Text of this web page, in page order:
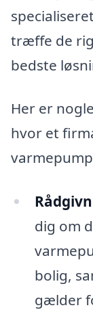
træffe de
bedste
Her er
hvor et
dig om
bolig,
gælder